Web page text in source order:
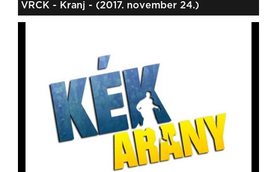
VRCK - Kranj - (2017. november 24.)